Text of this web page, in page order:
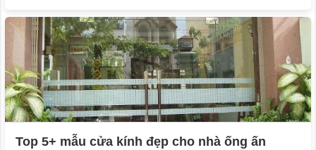
Top 5+ mẫu cửa kính đẹp cho nhà ống ấn